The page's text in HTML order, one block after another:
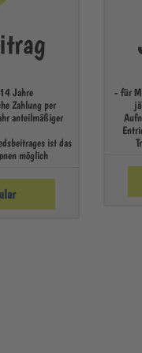
Jahre
Zahlung per
anteilmäßiger
ist das
möglich
- für